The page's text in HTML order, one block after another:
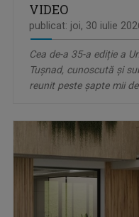
VIDEO
publicat: joi, 30 iulie
Cea de-a 35-a ediție a
Tușnad, cunoscută și
reunit peste șapte mii